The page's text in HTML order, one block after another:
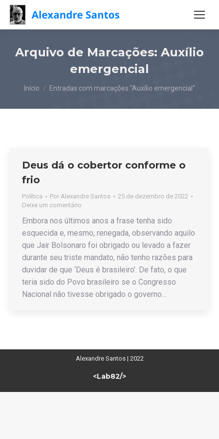
Arquivo de Marcações: Auxílio
emergencial
Você está aqui:
Início Entradas com marcações "Auxílio emergencial"
Deus dá o cobertor conforme o
frio
Política Por Alexandre Santos
25 de dezembro de 2022
Deixe um comentário
Embora nos últimos anos a frase tenha sido
esquecida e, mesmo, renegada, observando aquilo
que Jair Bolsonaro foi obrigado ou levado a fazer
durante seu triste mandato, não tenho razões para
duvidar de que ‘Deus é brasileiro’. De fato, o que
teria sido do Povo brasileiro se o Congresso
Nacional não tivesse obrigado o governo…
Alexandre Santos | 2022
<Lab82/>